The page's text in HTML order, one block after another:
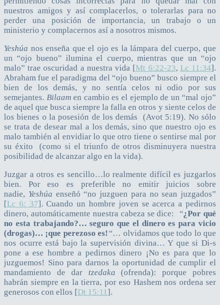
nuestros amigos y así complacerlos, o tolerarlas para no
perder una posición de importancia, un trabajo o un
ministerio y complacernos así a nosotros mismos.
Yeshúa nos enseña que el ojo es la lámpara del cuerpo, que
un “ojo bueno” ilumina el cuerpo, mientras que un “ojo
malo” trae oscuridad a nuestra vida [Mt 6:22-23, Lc 11:34].
Abraham fue el paradigma del “ojo bueno” busco siempre el
bien de los demás, y no sentía celos ni odio por sus
semejantes. Bilaamen cambio es el ejemplo de un “mal ojo”
de aquel que busca siempre la falla en otros y siente celos de
los bienes o la posesión de los demás (Avot 5:19). No sólo
se trata de desear mal a los demás, sino que nuestro ojo es
malo también al envidiar lo que otro tiene o sentirse mal por
su éxito (como si el triunfo de otros disminuyera nuestra
posibilidad de alcanzar algo en la vida).
Juzgar a otros es sencillo…lo realmente difícil es juzgarlos
bien. Por eso es preferible no emitir juicios sobre
nadie, Yeshúa enseñó “no juzguen para no sean juzgados”
[Lc 6: 37]. Cuando un hombre joven se acerca a pedirnos
dinero, automáticamente nuestra cabeza se dice: “¿Por qué
no esta trabajando?… seguro que el dinero es para vicio
(drogas)… ¡que perezoso es! “… olvidamos que todo lo que
nos ocurre está bajo la supervisión divina… Y que si Di-s
pone a ese hombre a pedirnos dinero ¡No es para que lo
juzguemos! Sino para darnos la oportunidad de cumplir el
mandamiento de dar tzedaka (ofrenda): porque pobres
habrán siempre en la tierra, por eso Hashem nos ordena ser
generosos con ellos [Dt 15:11].